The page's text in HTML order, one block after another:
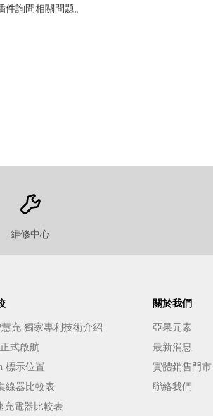
詢問相關問題。
維修中心
充 獨家專利技術介紹
式啟航
標示位置
線器比較表
充電器比較表
關於我們
亞果元素
最新消息
實體銷售門市
聯絡我們